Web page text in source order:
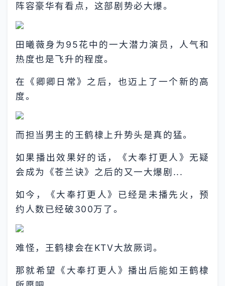
阵容豪华有看点，这部剧势必大爆。
田曦薇身为95花中的一大潜力演员，人气和
热度也是飞升的程度。
在《卿卿日常》之后，也迈上了一个新的高
度。
而担当男主的王鹤棣上升势头是真的猛。
如果播出效果好的话，《大奉打更人》无疑
会成为《苍兰诀》之后的又一大爆剧...
如今，《大奉打更人》已经是未播先火，预
约人数已经破300万了。
难怪，王鹤棣会在KTV大放厥词。
那就希望《大奉打更人》播出后能如王鹤棣